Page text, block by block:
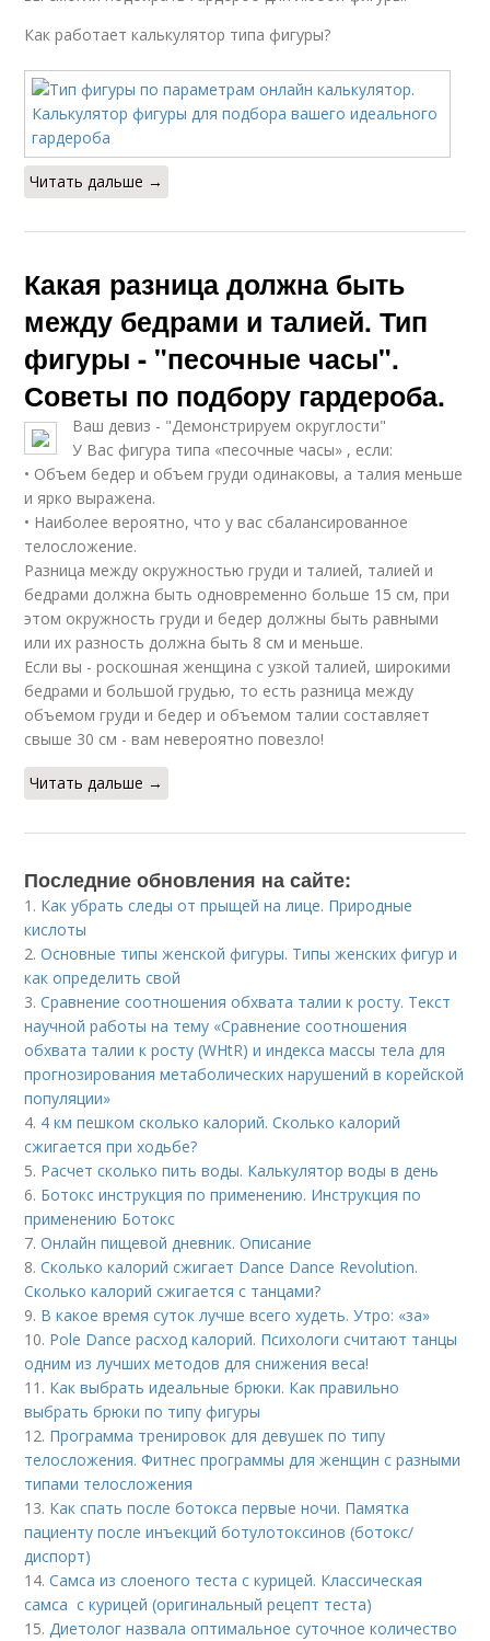
Как работает калькулятор типа фигуры?
Читать дальше →
Какая разница должна быть
между бедрами и талией. Тип
фигуры - "песочные часы".
Советы по подбору гардероба.
Ваш девиз - "Демонстрируем округлости"
У Вас фигура типа «песочные часы» , если:
• Объем бедер и объем груди одинаковы, а талия меньше
и ярко выражена.
• Наиболее вероятно, что у вас сбалансированное
телосложение.
Разница между окружностью груди и талией, талией и
бедрами должна быть одновременно больше 15 см, при
этом окружность груди и бедер должны быть равными
или их разность должна быть 8 см и меньше.
Если вы - роскошная женщина с узкой талией, широкими
бедрами и большой грудью, то есть разница между
объемом груди и бедер и объемом талии составляет
свыше 30 см - вам невероятно повезло!
Читать дальше →
Последние обновления на сайте:
1. Как убрать следы от прыщей на лице. Природные
кислоты
2.Основные типы женской фигуры. Типы женских фигур и
как определить свой
3.Сравнение соотношения обхвата талии к росту. Текст
научной работы на тему «Сравнение соотношения
обхвата талии к росту (WHtR) и индекса массы тела для
прогнозирования метаболических нарушений в корейской
популяции»
4. 4 км пешком сколько калорий. Сколько калорий
сжигается при ходьбе?
5. Расчет сколько пить воды. Калькулятор воды в день
6. Ботокс инструкция по применению. Инструкция по
применению Ботокс
7.Онлайн пищевой дневник. Описание
8.Сколько калорий сжигает Dance Dance Revolution.
Сколько калорий сжигается с танцами?
9. В какое время суток лучше всего худеть. Утро: «за»
10. Pole Dance расход калорий. Психологи считают танцы
одним из лучших методов для снижения веса!
11. Как выбрать идеальные брюки. Как правильно
выбрать брюки по типу фигуры
12. Программа тренировок для девушек по типу
телосложения. Фитнес программы для женщин с разными
типами телосложения
13. Как спать после ботокса первые ночи. Памятка
пациенту после инъекций ботулотоксинов (ботокс/
диспорт)
14.Самса из слоеного теста с курицей. Классическая
самса с курицей (оригинальный рецепт теста)
15.Диетолог назвала оптимальное суточное количество